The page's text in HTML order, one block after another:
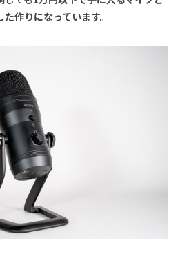
作りになっています。